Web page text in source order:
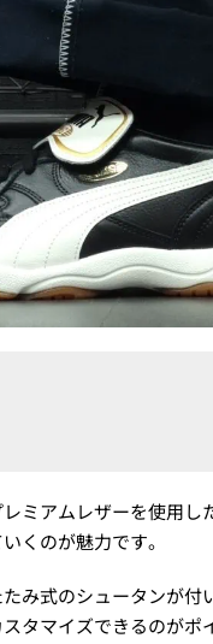
ミアムレザーを使用
くのが魅力です。
み式のシュータンが
タマイズできるのがポ